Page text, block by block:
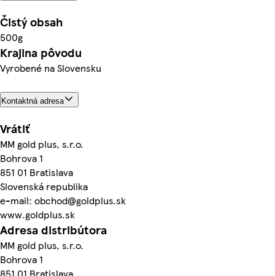
Čistý obsah
500g
Krajina pôvodu
Vyrobené na Slovensku
Kontaktná adresa
Vrátiť
MM gold plus, s.r.o.
Bohrova 1
851 01 Bratislava
Slovenská republika
e-mail: obchod@goldplus.sk
www.goldplus.sk
Adresa distribútora
MM gold plus, s.r.o.
Bohrova 1